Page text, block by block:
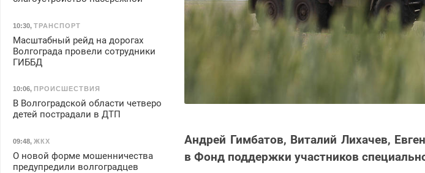
Андрей Гимбатов, Виталий Лихачев,
в Фонд поддержки участников
10:30, ТРАНСПОРТ
Масштабный рейд на дорогах
Волгограда провели сотрудники
ГИББД
10:06, ПРОИСШЕСТВИЯ
В Волгоградской области четверо
детей пострадали в ДТП
09:48, ЖКХ
О новой форме мошенничества
предупредили волгоградцев